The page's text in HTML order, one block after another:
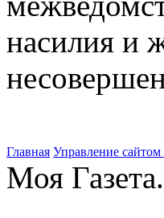
насилия и
Главная Управление сайтом
Моя